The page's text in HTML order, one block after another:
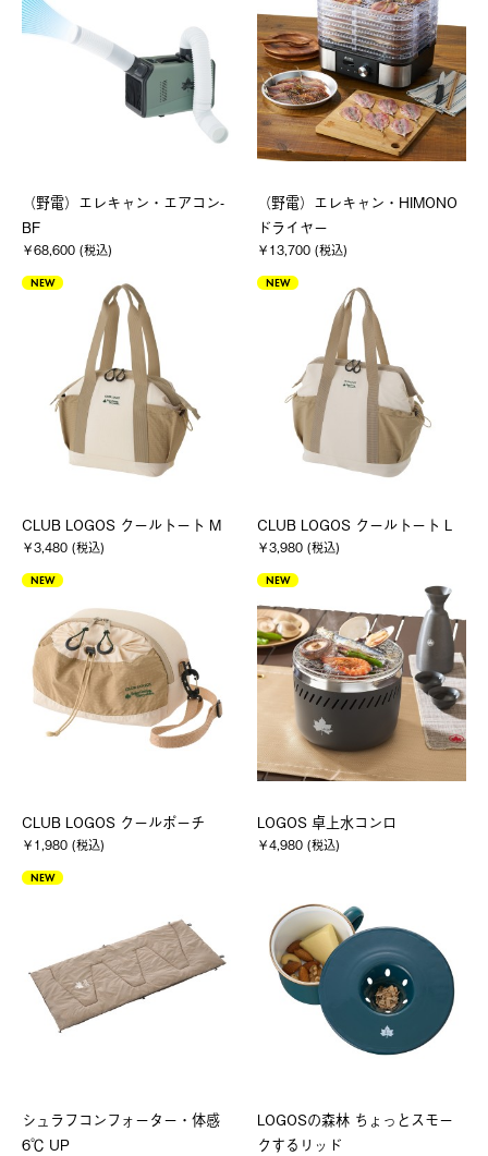
（野電）エレキャン・エアコン-
BF
￥68,600 (税込)
（野電）エレキャン・HIMONO
ドライヤー
￥13,700 (税込)
NEW
CLUB LOGOS クールトート M
￥3,480 (税込)
NEW
CLUB LOGOS クールトート L
￥3,980 (税込)
NEW
CLUB LOGOS クールポーチ
￥1,980 (税込)
NEW
LOGOS 卓上水コンロ
￥4,980 (税込)
NEW
シュラフコンフォーター・体感
6℃ UP
LOGOSの森林 ちょっとスモー
クするリッド